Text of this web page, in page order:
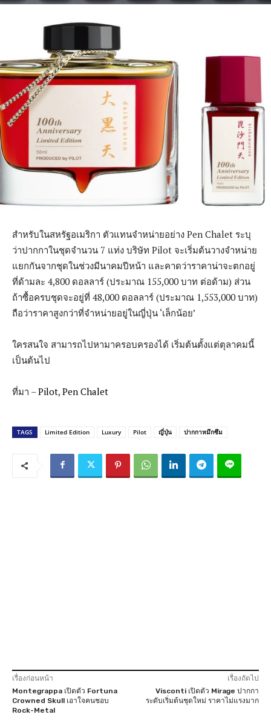
สำหรับในสหรัฐอเมริกา ตัวแทนจำหน่ายอย่าง Pen Chalet ระบุ
ว่าปากกาในชุดจำนวน 7 แท่ง บริษัท Pilot จะเริ่มต้นวางจำหน่าย
แยกกันจากชุดในช่วงมีนาคมปีหน้า และคาดว่าราคาน่าจะตกอยู่
ที่ด้ามละ 4,800 ดอลลาร์ (ประมาณ 155,000 บาท ต่อด้าม) ส่วน
ถ้าซื้อครบชุดจะอยู่ที่ 48,000 ดอลลาร์ (ประมาณ 1,553,000 บาท)
ถือว่าราคาสูงกว่าที่จำหน่ายอยู่ในญี่ปุ่น ‘เล็กน้อย’
ใครสนใจ สามารถไปหามาครอบครองได้ เริ่มต้นตั้งแต่ตุลาคมนี้
เป็นต้นไป
ที่มา –Pilot, Pen Chalet
TAGS Limited Edition Luxury Pilot ญี่ปุ่น ปากกาหมึกซึม
เรื่องก่อนหน้า
Montegrappa เปิดตัว Fortuna
Crowned Skull เอาใจคนชอบ
Rock-Metal
เรื่องถัดไป
Visconti เปิดตัว Mirage ปากกา
ระดับเริ่มต้นชุดใหม่ ราคาไม่แรงมาก